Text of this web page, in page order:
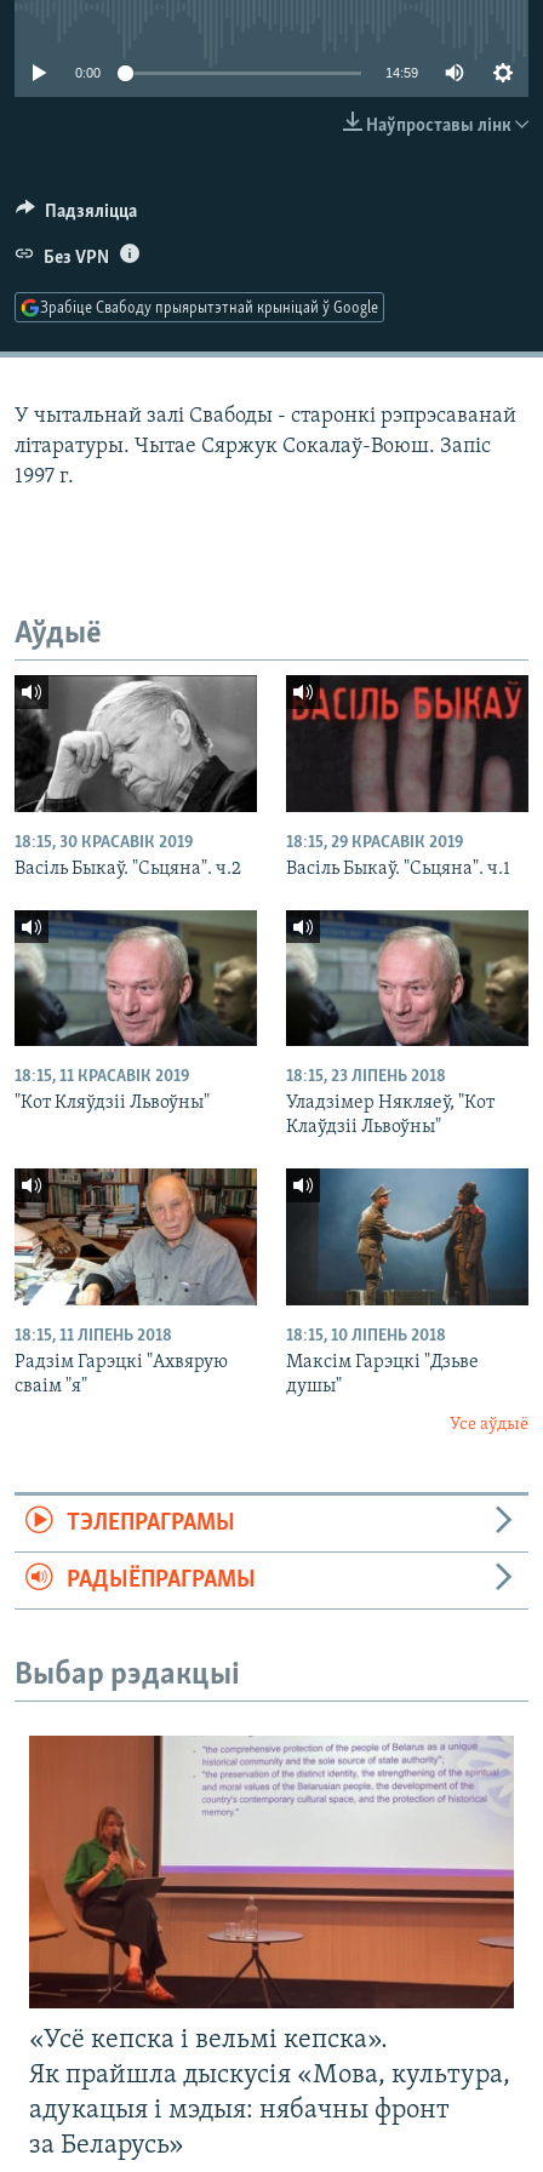
0:00 14:59
Наўпроставы лінк
Падзяліцца
Без VPN
Зрабіце Свабоду прыярытэтнай крыніцай ў Google
У чытальнай залі Свабоды - старонкі рэпрэсаванай
літаратуры. Чытае Сяржук Сокалаў-Воюш. Запіс
1997 г.
Аўдыё
18:15, 30 КРАСАВІК 2019
Васіль Быкаў. "Сьцяна". ч.2
18:15, 29 КРАСАВІК 2019
Васіль Быкаў. "Сьцяна". ч.1
18:15, 11 КРАСАВІК 2019
"Кот Кляўдзіі Львоўны"
18:15, 23 ЛІПЕНЬ 2018
Уладзімер Някляеў, "Кот
Клаўдзіі Львоўны"
18:15, 11 ЛІПЕНЬ 2018
Радзім Гарэцкі "Ахвярую
сваім "я"
18:15, 10 ЛІПЕНЬ 2018
Максім Гарэцкі "Дзьве
душы"
Усе аўдыё
ТЭЛЕПРАГРАМЫ
РАДЫЁПРАГРАМЫ
Выбар рэдакцыі
«Усё кепска і вельмі кепска».
Як прайшла дыскусія «Мова, культура,
адукацыя і мэдыя: нябачны фронт
за Беларусь»